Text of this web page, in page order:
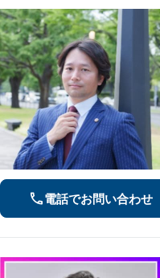
電話でお問い合わせ